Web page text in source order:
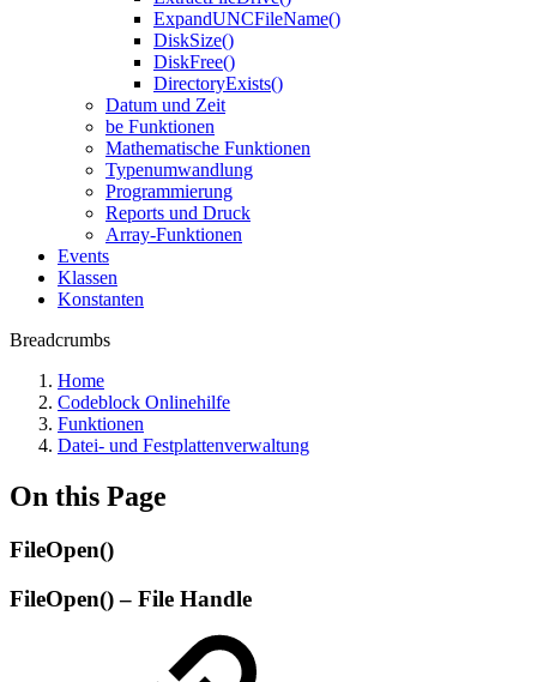
ExpandUNCFileName()
DiskSize()
DiskFree()
DirectoryExists()
Datum und Zeit
be Funktionen
Mathematische Funktionen
Typenumwandlung
Programmierung
Reports und Druck
Array-Funktionen
Events
Klassen
Konstanten
Breadcrumbs
Home
Codeblock Onlinehilfe
Funktionen
Datei- und Festplattenverwaltung
On this Page
FileOpen()
FileOpen() – File Handle